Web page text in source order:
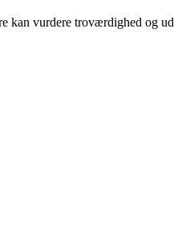
kan vurdere troværdighed og